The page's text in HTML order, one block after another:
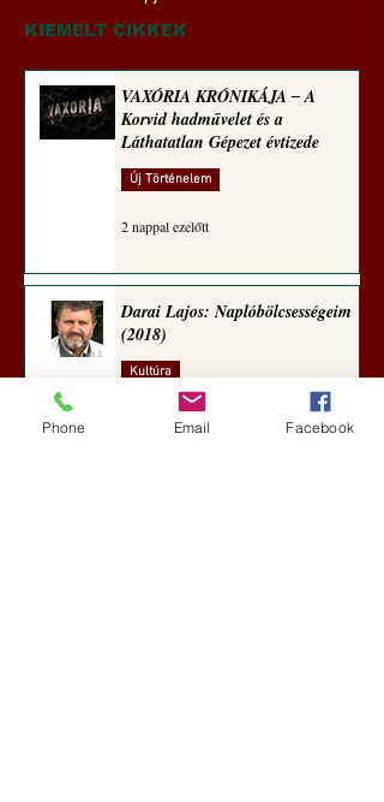
(2023)
KIEMELT CIKKEK
VAXÓRIA KRÓNIKÁJA ‒ A
Korvid hadművelet és a
Láthatatlan Gépezet évtizede
Új Történelem
2 nappal ezelőtt
Darai Lajos: Naplóbölcsességeim
(2018)
Kultúra
5 nappal ezelőtt
Phone Email Facebook